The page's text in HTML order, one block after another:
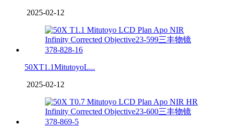
2025-02-12
50XT1.1MitutoyoL...
2025-02-12